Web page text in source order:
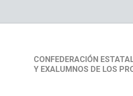
CONFEDERACIÓN
Y EXALUMNOS DE LOS